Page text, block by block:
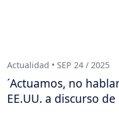
Actualidad • SEP 24 / 2025
´Actuamos, no
EE.UU. a discurso